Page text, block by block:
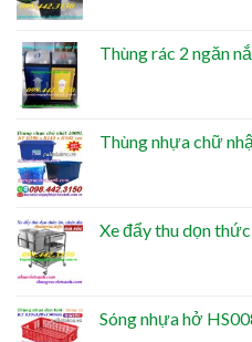
Thùng rác 2 ngăn
Thùng nhựa chữ
Xe đẩy thu dọn
Sóng nhựa hở